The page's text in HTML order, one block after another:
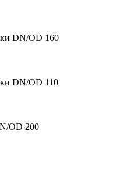
DN/OD 160
DN/OD 110
OD 200